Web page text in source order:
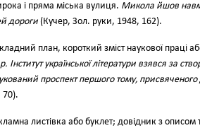
і пряма міська вулиця. Микола йшов
дороги (Кучер, Зол. руки, 1948, 162).
план, короткий зміст наукової праці
Інститут української літератури взявся за
проспект першого тому, присвяченого
70).
листівка або буклет; довідник з